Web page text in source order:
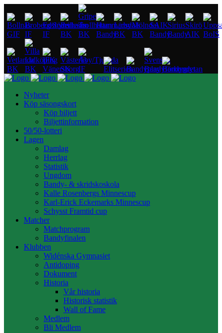
Nyheter
Köp säsongskort
Köp biljett
Biljettinformation
50/50-lotteri
Lagen
Damlag
Herrlag
Statistik
Ungdom
Bandy- & skridskoskola
Kalle Rosenbergs Minnescup
Karl-Erick Eckemarks Minnescup
Schysst Framtid cup
Matcher
Matchprogram
Bandyfinalen
Klubben
Widénska Gymnasiet
Antidoping
Dokument
Historia
Vår historia
Historisk statistik
Wall of Fame
Medlem
Bli Medlem